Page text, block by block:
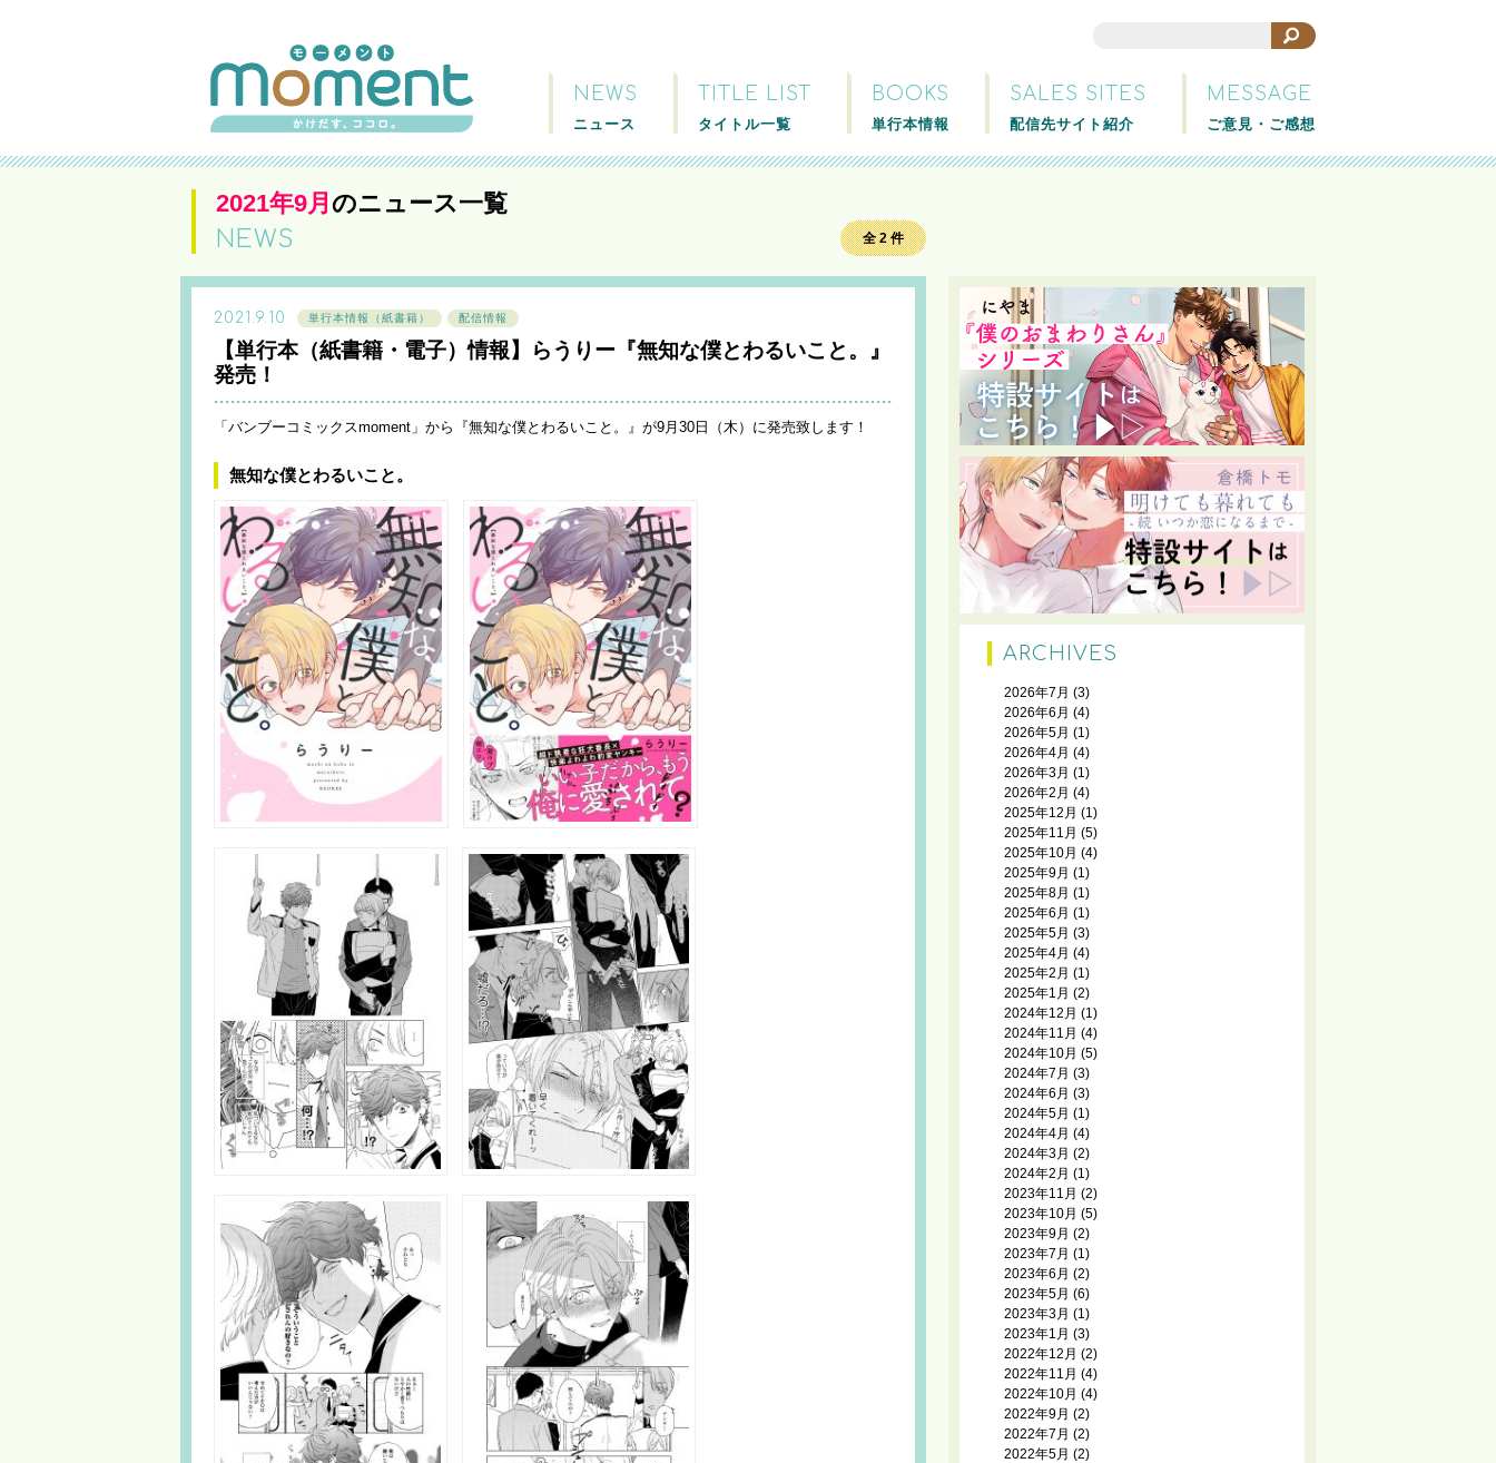
NEWS
ニュース
TITLE LIST
タイトル一覧
BOOKS
単行本情報
SALES SITES
配信先サイト紹介
MESSAGE
ご意見・ご感想
2021年9月 のニュース一覧
NEWS 全 2 件
2021.9.10 単行本情報（紙書籍） 配信情報
【単行本（紙書籍・電子）情報】らうりー『無知な僕とわるいこと。』
発売！
「バンブーコミックスmoment」から『無知な僕とわるいこと。』が9月30日（木）に発売致します！
無知な僕とわるいこと。
ARCHIVES
2026年7月 (3)
2026年6月 (4)
2026年5月 (1)
2026年4月 (4)
2026年3月 (1)
2026年2月 (4)
2025年12月 (1)
2025年11月 (5)
2025年10月 (4)
2025年9月 (1)
2025年8月 (1)
2025年6月 (1)
2025年5月 (3)
2025年4月 (4)
2025年2月 (1)
2025年1月 (2)
2024年12月 (1)
2024年11月 (4)
2024年10月 (5)
2024年7月 (3)
2024年6月 (3)
2024年5月 (1)
2024年4月 (4)
2024年3月 (2)
2024年2月 (1)
2023年11月 (2)
2023年10月 (5)
2023年9月 (2)
2023年7月 (1)
2023年6月 (2)
2023年5月 (6)
2023年3月 (1)
2023年1月 (3)
2022年12月 (2)
2022年11月 (4)
2022年10月 (4)
2022年9月 (2)
2022年7月 (2)
2022年5月 (2)